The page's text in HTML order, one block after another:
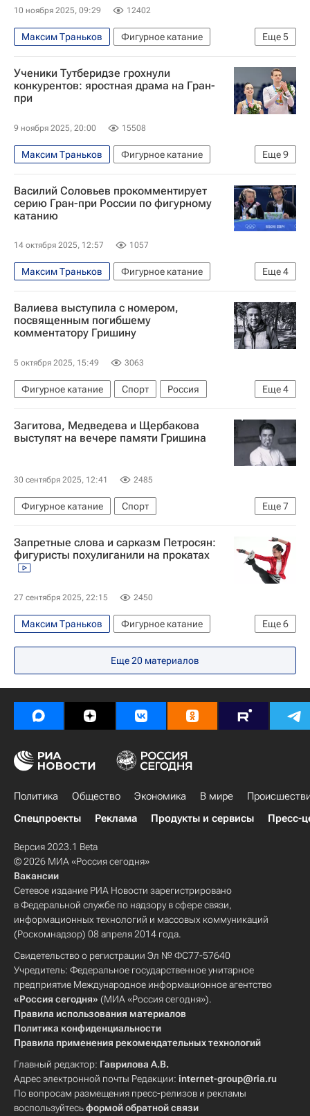
10 ноября 2025, 09:29 12402
Еще5
Максим Траньков
Фигурное катание
Спорт
Александр Галлямов
Анастасия Мишина
Владимир Морозов (фигурное катание)
Владимир Морозов (плавание)
Ученики Тутберидзе грохнули
конкурентов: яростная драма на Гран-
при
9 ноября 2025, 20:00 15508
Еще9
Максим Траньков
Фигурное катание
Спорт
Авторы РИА Новости Спорт
Материалы РИА Спорт
Евгений Плющенко
Владимир Морозов (плавание)
Александра Бойкова
Александр Галлямов
Анастасия Мишина
Дмитрий Козловский
Василий Соловьев прокомментирует
серию Гран-при России по фигурному
катанию
14 октября 2025, 12:57 1057
Еще4
Максим Траньков
Фигурное катание
Анна Щербакова
Алексей Ягудин
Михаил Коляда
Алина Загитова
Валиева выступила с номером,
посвященным погибшему
комментатору Гришину
5 октября 2025, 15:49 3063
Еще4
Фигурное катание Спорт
Россия
Москва
Александр Гришин
Камила Валиева
Алина Загитова
Загитова, Медведева и Щербакова
выступят на вечере памяти Гришина
30 сентября 2025, 12:41 2485
Еще7
Фигурное катание
Спорт
Александр Гришин
Алина Загитова
Анна Щербакова
Евгений Медведев
Татьяна Волосожар
Пётр Гуменник
Запретные слова и сарказм Петросян:
фигуристы похулиганили на прокатах
27 сентября 2025, 22:15 2450
Еще6
Максим Траньков
Фигурное катание
Пётр Гуменник
Анастасия Мишина
Александр Галлямов
Аделия Петросян
Евгения Медведева
Авторы РИА Новости Спорт
Еще20 материалов
Политика Общество Экономика В мире
Спецпроекты
Реклама Продукты и сервисы Пресс-
Версия 2023.1 Beta
© 2026 МИА «Россия сегодня»
Вакансии
Сетевое издание РИА Новости зарегистрировано
в Федеральной службе по надзору в сфере связи,
информационных технологий и массовых коммуникаций
(Роскомнадзор) 08 апреля 2014 года.
Свидетельство о регистрации Эл № ФС77-57640
Учредитель: Федеральное государственное унитарное
предприятие Международное информационное агентство
«Россия сегодня» (МИА «Россия сегодня»).
Правила использования материалов
Политика конфиденциальности
Правила применения рекомендательных технологий
Главный редактор: Гаврилова А.В.
Адрес электронной почты Редакции: internet-group@ria.ru
По вопросам размещения пресс-релизов и рекламы
воспользуйтесьформой обратной связи